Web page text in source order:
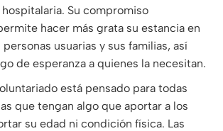
Su compromiso
hacer más grata su estancia en
usuarias y sus familias, así
de esperanza a quienes la necesitan.
está pensado para todas
que tengan algo que aportar a los
su edad ni condición física. Las